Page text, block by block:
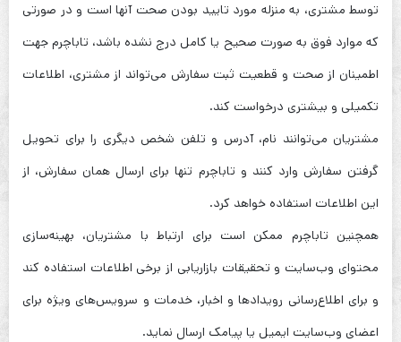
توسط مشتری، به منزله مورد تایید بودن صحت آنها است و در صورتی
که موارد فوق به صورت صحیح یا کامل درج نشده باشد، تاباچرم جهت
اطمینان از صحت و قطعیت ثبت سفارش می‌تواند از مشتری، اطلاعات
تکمیلی و بیشتری درخواست کند.
مشتریان می‌توانند نام، آدرس و تلفن شخص دیگری را برای تحویل
گرفتن سفارش وارد کنند و تاباچرم تنها برای ارسال همان سفارش، از
این اطلاعات استفاده خواهد کرد.
همچنین تاباچرم ممکن است برای ارتباط با مشتریان، بهینه‌سازی
محتوای وب‌سایت و تحقیقات بازاریابی از برخی اطلاعات استفاده کند
و برای اطلاع‌رسانی رویدادها و اخبار، خدمات و سرویس‌های ویژه برای
اعضای وب‌سایت ایمیل یا پیامک ارسال نماید.